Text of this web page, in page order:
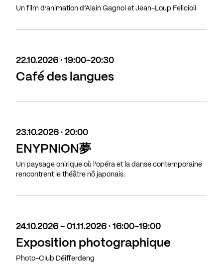
Un film d’animation d’Alain Gagnol et Jean-Loup Felicioli
22.10.2026 · 19:00-20:30
Café des langues
23.10.2026 · 20:00
ENYPNION夢
Un paysage onirique où l’opéra et la danse contemporaine
rencontrent le théâtre nô japonais.
24.10.2026 - 01.11.2026 · 16:00-19:00
Exposition photographique
Photo-Club Déifferdeng